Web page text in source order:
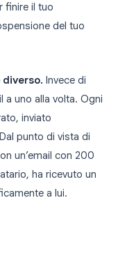
finire il tuo
del tuo
Invece di
a uno alla volta. Ogni
inviato
punto di vista di
un’email con 200
ha ricevuto un
a lui.